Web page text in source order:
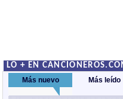
LO + EN
Más nuevo Más leído